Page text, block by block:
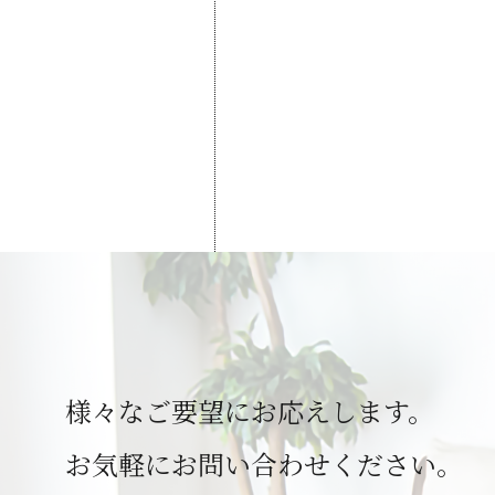
様々なご要望にお応えします。
お気軽にお問い合わせください。